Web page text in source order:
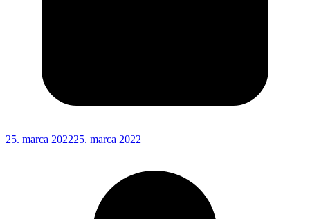
25. marca 202225. marca 2022